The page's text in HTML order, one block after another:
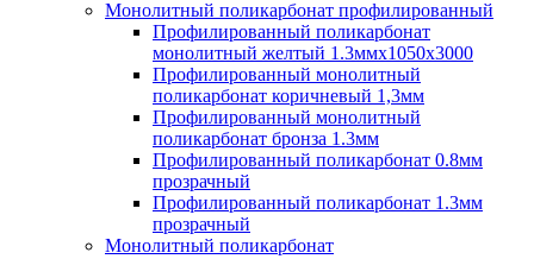
Монолитный поликарбонат профилированный
Профилированный поликарбонат
монолитный желтый 1.3ммх1050х3000
Профилированный монолитный
поликарбонат коричневый 1,3мм
Профилированный монолитный
поликарбонат бронза 1.3мм
Профилированный поликарбонат 0.8мм
прозрачный
Профилированный поликарбонат 1.3мм
прозрачный
Монолитный поликарбонат